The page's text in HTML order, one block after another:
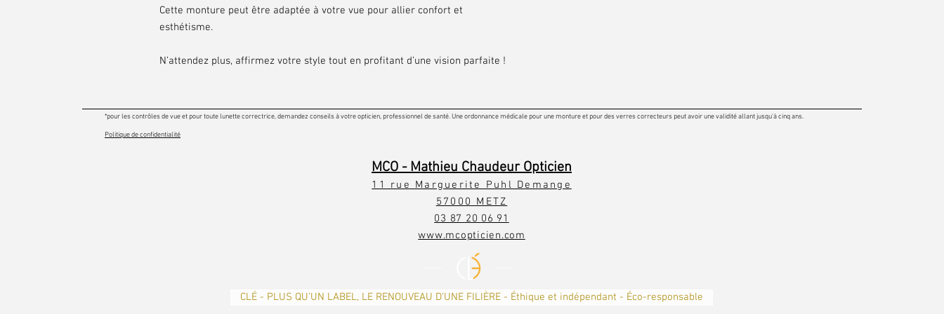
Cette monture peut être adaptée à votre vue pour allier confort et
esthétisme.
N’attendez plus, affirmez votre style tout en profitant d’une vision parfaite !
*pour les contrôles de vue et pour toute lunette correctrice, demandez conseils à votre opticien, professionnel de santé. Une ordonnance médicale pour une monture et pour des verres correcteurs peut avoir une validité allant jusqu'à cinq ans.
Politique de confidentialité
MCO - Mathieu Chaudeur Opticien
11 rue Marguerite Puhl Demange
57000 METZ
03 87 20 06 91
www.mcopticien.com
CLÉ - PLUS QU’UN LABEL, LE RENOUVEAU D’UNE FILIÈRE - Éthique et indépendant - Éco-responsable